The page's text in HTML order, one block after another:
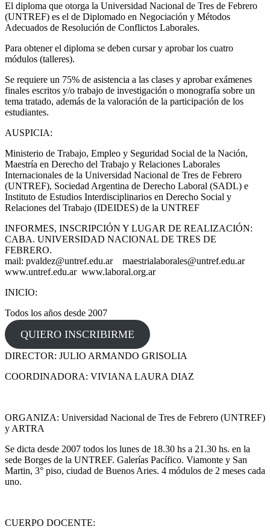
El diploma que otorga la Universidad Nacional de Tres de Febrero
(UNTREF) es el de Diplomado en Negociación y Métodos
Adecuados de Resolución de Conflictos Laborales.
Para obtener el diploma se deben cursar y aprobar los cuatro
módulos (talleres).
Se requiere un 75% de asistencia a las clases y aprobar exámenes
finales escritos y/o trabajo de investigación o monografía sobre un
tema tratado, además de la valoración de la participación de los
estudiantes.
AUSPICIA:
Ministerio de Trabajo, Empleo y Seguridad Social de la Nación,
Maestría en Derecho del Trabajo y Relaciones Laborales
Internacionales de la Universidad Nacional de Tres de Febrero
(UNTREF), Sociedad Argentina de Derecho Laboral (SADL) e
Instituto de Estudios Interdisciplinarios en Derecho Social y
Relaciones del Trabajo (IDEIDES) de la UNTREF
INFORMES, INSCRIPCIÓN Y LUGAR DE REALIZACIÓN:
CABA. UNIVERSIDAD NACIONAL DE TRES DE
FEBRERO.
mail: pvaldez@untref.edu.ar maestrialaborales@untref.edu.ar
www.untref.edu.ar www.laboral.org.ar
INICIO:
Todos los años desde 2007
QUIERO INSCRIBIRME
DIRECTOR: JULIO ARMANDO GRISOLIA
COORDINADORA: VIVIANA LAURA DIAZ
ORGANIZA: Universidad Nacional de Tres de Febrero (UNTREF)
y ARTRA
Se dicta desde 2007 todos los lunes de 18.30 hs a 21.30 hs. en la
sede Borges de la UNTREF. Galerías Pacífico. Viamonte y San
Martin, 3° piso, ciudad de Buenos Aries. 4 módulos de 2 meses cada
uno.
CUERPO DOCENTE: